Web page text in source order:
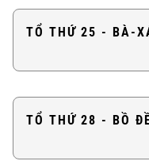
TỔ THỨ 25 - BÀ-
TỔ THỨ 28 - BỒ